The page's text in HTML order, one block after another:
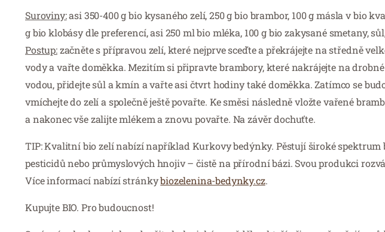
Suroviny:asi 350-400 g bio kysaného zelí, 250 g bio brambor, 100 g másla v bio
g bio klobásy dle preferencí, asi 250 ml bio mléka, 100 g bio zakysané smetany,
Postup:začněte s přípravou zelí, které nejprve sceďte a překrájejte na středně
vody a vařte doměkka. Mezitím si připravte brambory, které nakrájejte na
vodou, přidejte sůl a kmín a vařte asi čtvrt hodiny také doměkka. Zatímco se
vmíchejte do zelí a společně ještě povařte. Ke směsi následně vložte vařené
a nakonec vše zalijte mlékem a znovu povařte. Na závěr dochuťte.
TIP: Kvalitní bio zelí nabízí například Kurkovy bedýnky. Pěstují široké spektrum
pesticidů nebo průmyslových hnojiv – čistě na přírodní bázi. Svou produkci
Více informací nabízí stránkybiozelenina-bedynky.cz.
Kupujte BIO. Pro budoucnost!